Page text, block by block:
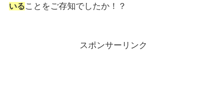
いることをご存知でしたか！？
スポンサーリンク